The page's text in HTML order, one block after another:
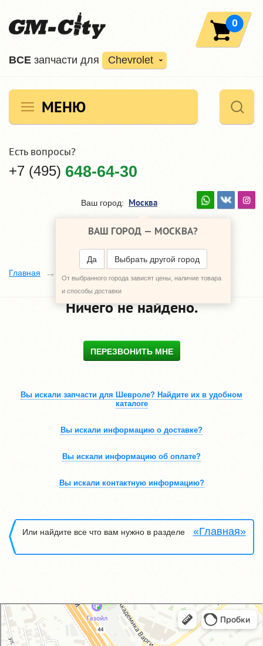
ВCE запчасти для Chevrolet
0
МЕНЮ
Есть вопросы?
+7 (495) 648-64-30
Ваш город: Москва
ВАШ ГОРОД — МОСКВА?
Да Выбрать другой город
От выбранного города зависят цены, наличие товара
и способы доставки
Главная Каталог
Ничего не найдено.
ПЕРЕЗВОНИТЬ МНЕ
Вы искали запчасти для Шевроле? Найдите их в удобном
каталоге
Вы искали информацию о доставке?
Вы искали информацию об оплате?
Вы искали контактную информацию?
Или найдите все что вам нужно в разделе «Главная»
GM-City&VAG-Repair
Автосервис, автотехцентр в Москве
Магазин автозапчастей и автотоваров в Москве